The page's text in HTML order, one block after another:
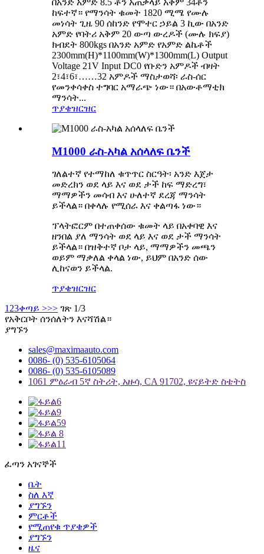
በአንድ አምድ 8.5 ቶን አጠቃላይ አቅም 34ቶን
ከፍተኛ። የማንሳት ቁመት 1820 ሚሜ የሙሉ
መነሳት ጊዜ 90 ሰከንድ የሞተር ኃይል 3 ኪው በአንድ
አምድ የባትሪ አቅም 20 ውጣ ውረዶች (ሙሉ ክፍያ)
ክብደት 800kgs በአንድ አምድ የአምድ ልኬቶች
2300mm(H)*1100mm(W)*1300mm(L) Output
Voltage 21V Input DC0 የቡድን አምዶች ብዛት
2፣4፣6፣……32 አምዶች ማስታወሻ፡ ራስ-ሰር
የመንቀሳቀስ ተግባር አማራጭ ነው። በአውቶማቲክ
ማንሳት...
ጥያቄዝርዝር
M1000 ራስ-አካል አሰላለፍ ቤንች
ገለልተኛ የተማከለ ቁጥጥር ስርዓት፡ አንድ እጀታ
መድረክን ወደ ላይ እና ወደ ታች ከፍ ማድረግ፣
ማማዎችን መሳብ እና ሁለተኛ ደረጃ ማንሳት
ይችላል። በቀላሉ የሚሰራ እና ቀልጣፋ ነው።
ፕላትፎርም በተጠቀሰው ቁመት ላይ በአቀባዊ እና
ዘንበል ያለ ማንሳት ወደ ላይ እና ወደ ታች ማንሳት
ይችላል። በዝቅተኛ ቦታ ላይ, ማማዎችን መጫን
ወይም ማቃለል ቀላል ነው, ይህም በአንድ ሰው
ሊከናወን ይችላል.
ጥያቄዝርዝር
123ቀጣይ >>> ገጽ 1/3
የአቅርቦት ሰንሰለትን እናሻሽል።
ያግኙን
sales@maximaauto.com
0086- (0) 535-6105064
0086- (0) 535-6105089
1061 ምዕራብ 5ኛ ስትሪት, አዙሳ, CA 91702, ዩናይትድ ስቴትስ
ፈጣን አገናኞች
ቤት
ስለ እኛ
ያግኙን
ምርቶች
የሚጠየቁ ጥያቄዎች
ያግኙን
ዜና